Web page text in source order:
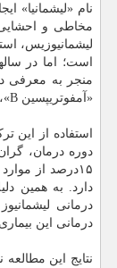
نام «لیشمانیا»
مخاطی و
لیشمانیوزیس،
است؛ اما در
منجر به معرفی
«آمفوتریپسین B»، «کتوکونازول» و «پارومومایسن» شده است.
استفاده از این
۱۵درصد از
دارد. به همین
درمانی
درمانی این
نتایج این